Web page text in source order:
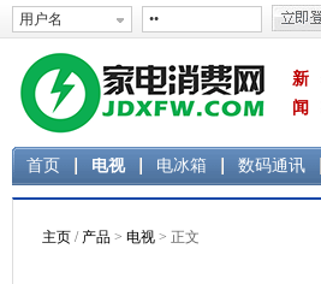
新
闻
首页 电视 电冰箱 数码通讯
主页 / 产品 > 电视 > 正文